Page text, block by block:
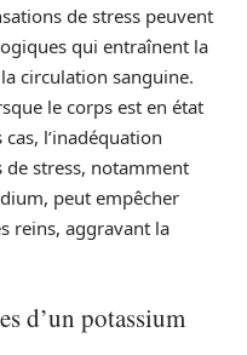
de stress peuvent
qui entraînent la
circulation sanguine.
le corps est en état
l’inadéquation
stress, notamment
peut empêcher
reins, aggravant la
d’un potassium